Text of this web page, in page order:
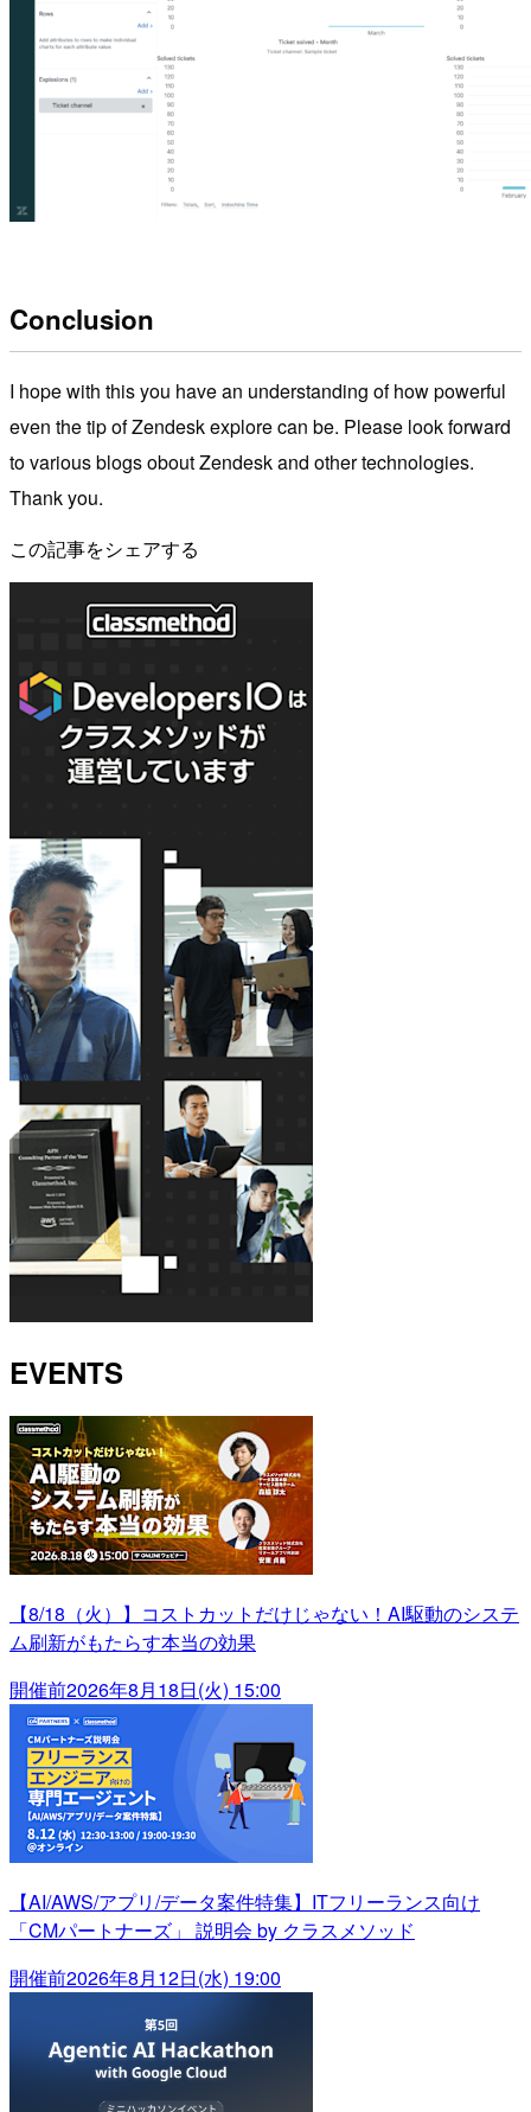
Conclusion
I hope with this you have an understanding of how powerful
even the tip of Zendesk explore can be. Please look forward
to various blogs obout Zendesk and other technologies.
Thank you.
この記事をシェアする
EVENTS
【8/18（火）】コストカットだけじゃない！AI駆動のシステ
ム刷新がもたらす本当の効果
開催前2026年8月18日(火) 15:00
【AI/AWS/アプリ/データ案件特集】ITフリーランス向け
「CMパートナーズ」 説明会 by クラスメソッド
開催前2026年8月12日(水) 19:00